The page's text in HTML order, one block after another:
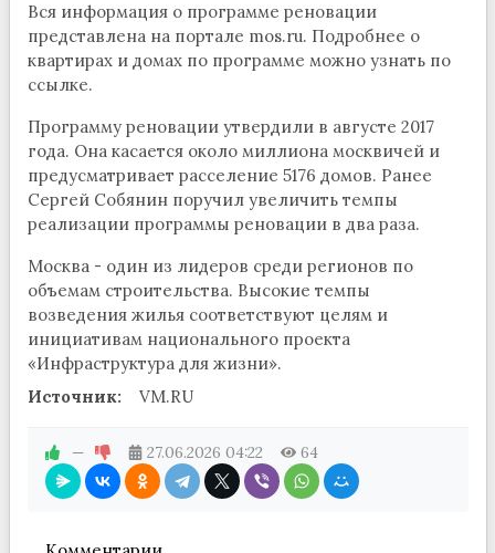
Вся информация о программе реновации
представлена на портале mos.ru. Подробнее о
квартирах и домах по программе можно узнать по
ссылке.
Программу реновации утвердили в августе 2017
года. Она касается около миллиона москвичей и
предусматривает расселение 5176 домов. Ранее
Сергей Собянин поручил увеличить темпы
реализации программы реновации в два раза.
Москва - один из лидеров среди регионов по
объемам строительства. Высокие темпы
возведения жилья соответствуют целям и
инициативам национального проекта
«Инфраструктура для жизни».
Источник:
VM.RU
— 27.06.2026 04:22 64